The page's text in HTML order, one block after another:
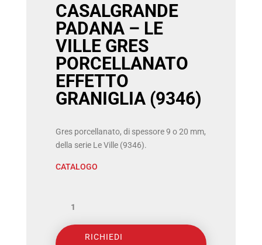
CASALGRANDE
PADANA – LE
VILLE GRES
PORCELLANATO
EFFETTO
GRANIGLIA (9346)
Gres porcellanato, di spessore 9 o 20 mm,
della serie Le Ville (9346).
CATALOGO
–
RICHIEDI